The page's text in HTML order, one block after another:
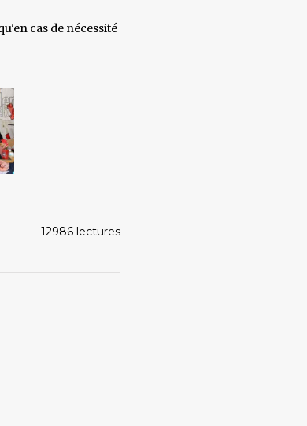
cas de nécessité
12986 lectures